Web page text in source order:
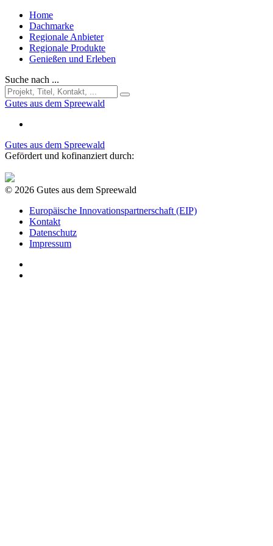
Home
Dachmarke
Regionale Anbieter
Regionale Produkte
Genießen und Erleben
Suche nach ...
Gutes aus dem Spreewald
Gutes aus dem Spreewald
Gefördert und kofinanziert durch:
© 2026 Gutes aus dem Spreewald
Europäische Innovationspartnerschaft (EIP)
Kontakt
Datenschutz
Impressum